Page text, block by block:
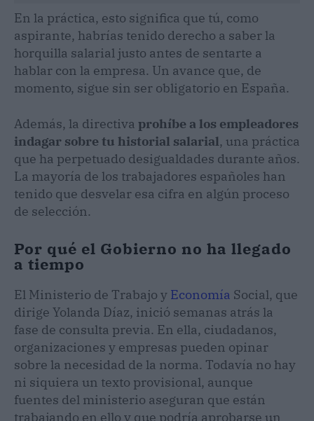
En la práctica, esto significa que tú, como
aspirante, habrías tenido derecho a saber la
horquilla salarial justo antes de sentarte a
hablar con la empresa. Un avance que, de
momento, sigue sin ser obligatorio en España.
Además, la directiva prohíbe a los empleadores
indagar sobre tu historial salarial, una práctica
que ha perpetuado desigualdades durante años.
La mayoría de los trabajadores españoles han
tenido que desvelar esa cifra en algún proceso
de selección.
Por qué el Gobierno no ha llegado
a tiempo
El Ministerio de Trabajo y Economía Social, que
dirige Yolanda Díaz, inició semanas atrás la
fase de consulta previa. En ella, ciudadanos,
organizaciones y empresas pueden opinar
sobre la necesidad de la norma. Todavía no hay
ni siquiera un texto provisional, aunque
fuentes del ministerio aseguran que están
trabajando en ello y que podría aprobarse un